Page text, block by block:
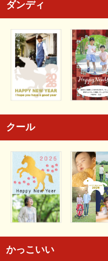
ダンディ
クール
かっこいい